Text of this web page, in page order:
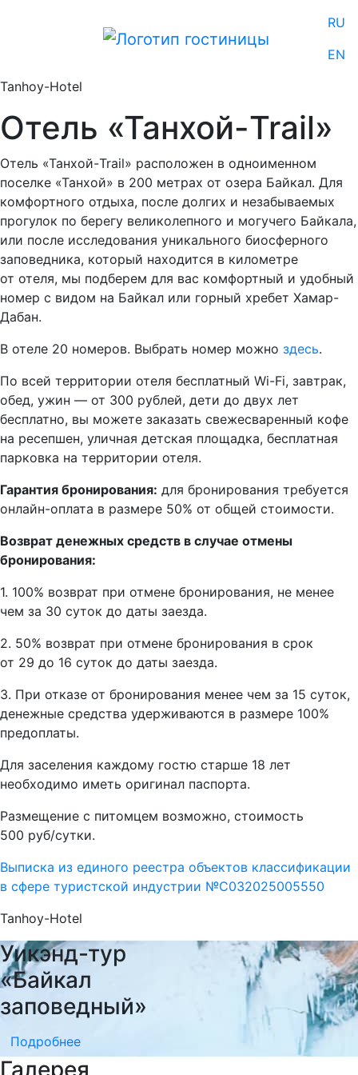
RU
EN
Tanhoy-Hotel
Отель «Танхой-Trail»
Отель «Танхой-Trail» расположен в одноименном
поселке «Танхой» в 200 метрах от озера Байкал. Для
комфортного отдыха, после долгих и незабываемых
прогулок по берегу великолепного и могучего Байкала,
или после исследования уникального биосферного
заповедника, который находится в километре
от отеля, мы подберем для вас комфортный и удобный
номер с видом на Байкал или горный хребет Хамар-
Дабан.
В отеле 20 номеров. Выбрать номер можно здесь.
По всей территории отеля бесплатный Wi-Fi, завтрак,
обед, ужин — от 300 рублей, дети до двух лет
бесплатно, вы можете заказать свежесваренный кофе
на ресепшен, уличная детская площадка, бесплатная
парковка на территории отеля.
Гарантия бронирования: для бронирования требуется
онлайн-оплата в размере 50% от общей стоимости.
Возврат денежных средств в случае отмены
бронирования:
1. 100% возврат при отмене бронирования, не менее
чем за 30 суток до даты заезда.
2. 50% возврат при отмене бронирования в срок
от 29 до 16 суток до даты заезда.
3. При отказе от бронирования менее чем за 15 суток,
денежные средства удерживаются в размере 100%
предоплаты.
Для заселения каждому гостю старше 18 лет
необходимо иметь оригинал паспорта.
Размещение с питомцем возможно, стоимость
500 руб/сутки.
Выписка из единого реестра объектов классификации
в сфере туристской индустрии №С032025005550
Tanhoy-Hotel
Уикэнд-тур
«Байкал
заповедный»
Подробнее
Галерея